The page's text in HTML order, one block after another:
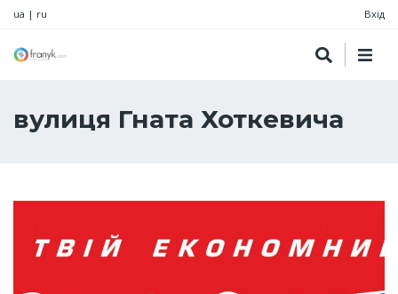
ua | ru Вхід
вулиця Гната Хоткевича